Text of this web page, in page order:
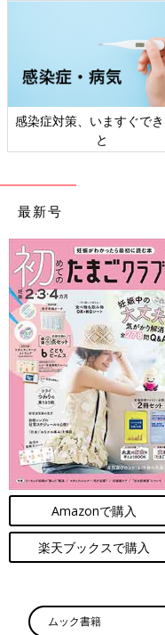
感染症対策、いますぐでき
と
最新号
Amazonで購入
楽天ブックスで購入
ムック書籍